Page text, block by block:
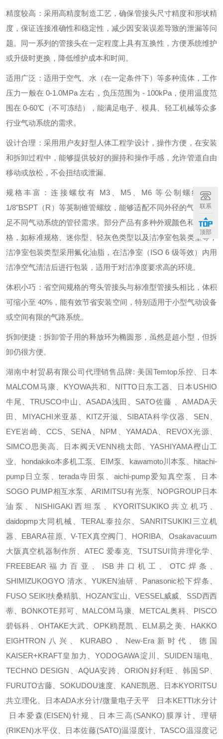
精度较高：采用高精度制造工艺，确保管接头尺寸精度和形状精
度，保证连接准确性和稳定性，减少因安装误差导致的泄漏等问
题。同一系列的管接头在一定程度上具有互换性，方便系统维护
或升级时更换，降低维护成本和时间。
适用广泛：适用于空气、水（在一定条件下）等多种流体，工作
压力一般在 0-1.0MPa 左右，负压范围为 - 100kPa，使用温度范
围在 0-60℃（不可冻结），能满足电子、模具、轻工机械等众多
行业气动系统的需求。
设计合理：采用用户友好型人体工程学设计，操作方便，在安装
和拆卸过程中，能够提供较好的握持和操作手感，允许管道自由
移动或放松，不会扭结或泄漏。
规格丰富：连接螺纹有 M3、M5、M6 等公制螺纹以及
1/8"BSPT（R）等英制锥管螺纹，能够适配不同外径的气管，满
足不同气动系统的管径需求。部分产品有多种外观颜色和包装规
格，如标准规格、迷你型、轻灰色类型以及洁净室包装类型等，
洁净室包装类型采用氟化油脂，在洁净室（ISO 6 级等效）内用
洁净空气清洁后进行包装，适用于对洁净度要求高的环境。
体积小巧：省空间规格的弯头管接头与标准型管接头相比，体积
可缩小至 40%，能有效节省安装空间，特别适用于小型气动设备
或空间有限的气路系统。
拆卸便捷：拆卸管子用的释放环为椭圆形，虽然是超小型，但拆
卸仍很方便。
湖南中村贸易有限公司代理销售品牌: 美国Temtop乐控、日本
MALCOM马康、KYOWA共和、NITTO日东工器、日本USHIO
牛尾、TRUSCO中山、ASADA浅田、SATO佐藤 、AMADA天
田、MIYACHI米亚基、KITZ开滋、SIBATA科学仪器、SEN、
EYE岩崎、CCS、SENA、NPM、YAMADA、REVOX光源、
SIMCO思美高、日本阀天VENN桃太郎、YASHIYAMA樫山工
业、hondakiko本多机工泵、EIM泵、kawamoto川本泵、hitachi-
pump日立泵、terada寺田泵、aichi-pump爱知真空泵、日本
SOGO PUMP相互水泵、ARIMITSU有光泵、NOPGROUP日本
油泵、NISHIGAKI西坦泵、KYORITSUKIKO共立机巧、
daidopmp大同机械、TERAL泰拉尔、SANRITSUKIKI三立机
器、EBARA荏原、V-TEX真空阀门、HORIBA、Osakavacuum
大阪真空机器制作所、ATEC 爱泰克、TSUTSUI筒井理化学、
FREEBEAR福力百亚、ISB井口机工、OTC焊条、
SHIMIZUKOGYO 清水、YUKEN油研、Panasonic松下焊条、
FUSO SEIKI扶桑精肌、HOZAN宝山、VESSEL威威、SSD西西
蒂、BONKOTE邦可、MALCOM马康、METCAL奥科、PISCO
碧铄科、OHTAKE大武、OPK鸥琵凯、ELM易之美、HAKKO
EIGHTRON八兴、KURABO、New-Era新时代、德国
KAISER+KRAFT皇加力、YODOGAWA淀川、SUIDEN瑞电、
TECHNO DESIGN、AQUA安跨、ORION好利旺、韩国SP、
FURUTO古藤、SOKUDOU速度、KANE凯恩、日本KYORITSU
共立理化、日本ADA水分计/微量电子天平 日本KETTI水分计
日本爱森(EISEN)针规、日本三高(SANKO)膜厚计、理研
(RIKEN)水平仪、日本佐藤(SATO)温湿度计、TASCO温湿度记
联系
顶部